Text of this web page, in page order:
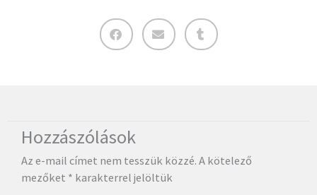
Hozzászólások
Az e-mail címet nem tesszük közzé. A kötelező
mezőket * karakterrel jelöltük